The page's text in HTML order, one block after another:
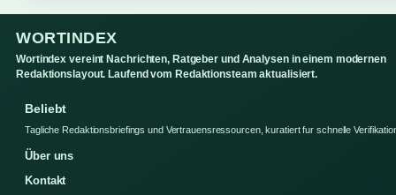
WORTINDEX
Wortindex vereint Nachrichten, Ratgeber und Analysen in einem modernen
Redaktionslayout. Laufend vom Redaktionsteam aktualisiert.
Beliebt
Tagliche Redaktionsbriefings und Vertrauensressourcen, kuratiert fur schnelle
Über uns
Kontakt